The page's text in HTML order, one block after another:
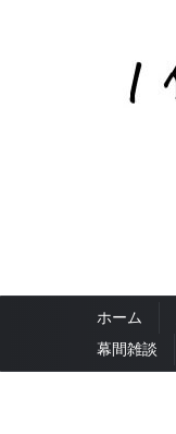
ホーム
幕間雑談